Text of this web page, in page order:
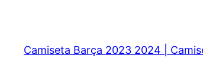
contenido
Camiseta Barça 2023 2024 |